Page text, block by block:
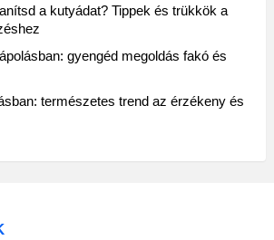
a kutyádat? Tippek és trükkök a
gyengéd megoldás fakó és
természetes trend az érzékeny és